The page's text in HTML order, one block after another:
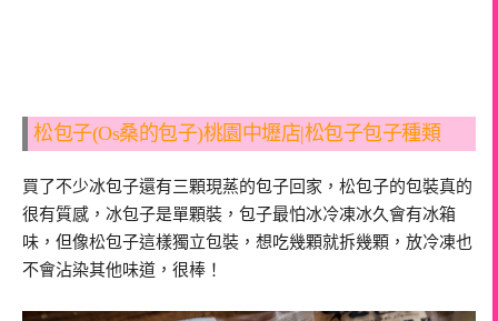
松包子(Os桑的包子)桃園中壢店|松包子包子種類
買了不少冰包子還有三顆現蒸的包子回家，松包子的包裝真的
很有質感，冰包子是單顆裝，包子最怕冰冷凍冰久會有冰箱
味，但像松包子這樣獨立包裝，想吃幾顆就拆幾顆，放冷凍也
不會沾染其他味道，很棒！